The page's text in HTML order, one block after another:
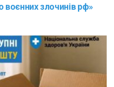
злочинів рф»